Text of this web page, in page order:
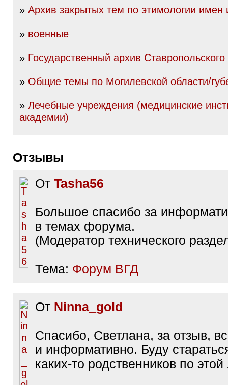
» Архив закрытых тем по этимологии
» военные
» Государственный архив Ставропольского
» Общие темы по Могилевской области/
» Лечебные учреждения (медицинские
академии)
Отзывы
От Tasha56
Большое спасибо за
в темах форума.
(Модератор технического
Тема: Форум ВГД
От Ninna_gold
Спасибо, Светлана, за отзыв,
и информативно. Буду
каких-то родственников по